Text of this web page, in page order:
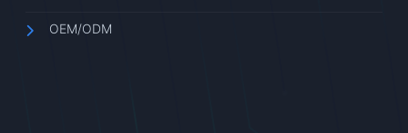
OEM/ODM